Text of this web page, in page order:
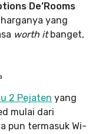
De’Rooms
yang
worth it banget,
2 Pejaten yang
mulai dari
pun termasuk Wi-